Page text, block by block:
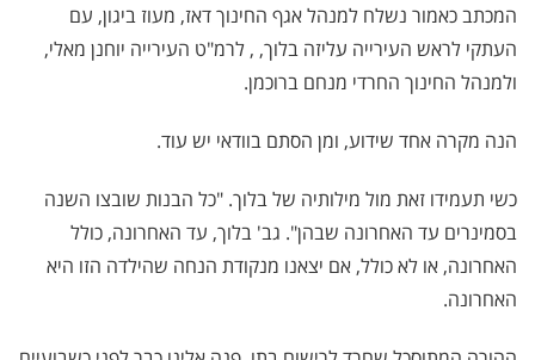
המכתב כאמור נשלח למנהל אגף החינוך דאז, מעוז ביגון, עם
העתקי לראש העירייה עליזה בלוך, , לרמ"ט העירייה יוחנן מאלי,
ולמנהל החינוך החרדי מנחם ברוכמן.
הנה מקרה אחד שידוע, ומן הסתם בוודאי יש עוד.
כשי תעמידו זאת מול מילותיה של בלוך. "כל הבנות שובצו השנה
בסמינרים עד האחרונה שבהן". גב' בלוך, עד האחרונה, כולל
האחרונה, או לא כולל, אם יצאנו מנקודת הנחה שהילדה הזו היא
האחרונה.